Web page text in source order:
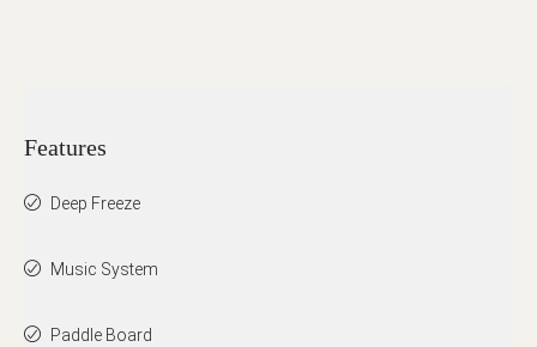
Features
Deep Freeze
Music System
Paddle Board